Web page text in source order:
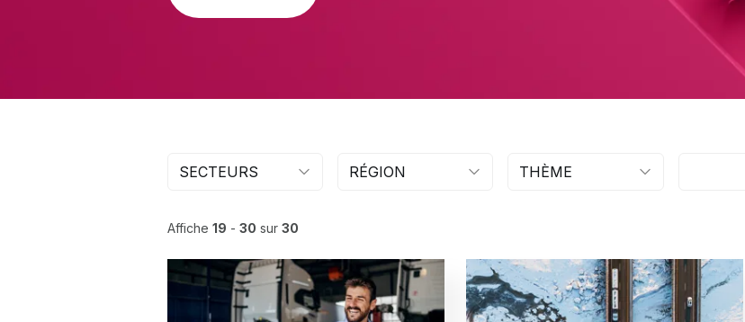
SECTEURS RÉGION THÈME
Affiche 19 - 30 sur 30